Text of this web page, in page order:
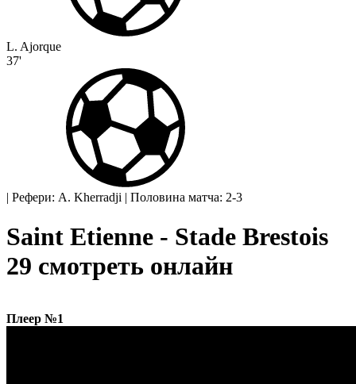
L. Ajorque
37'
| Рефери: A. Kherradji | Половина матча: 2-3
Saint Etienne - Stade Brestois
29 смотреть онлайн
Плеер №1